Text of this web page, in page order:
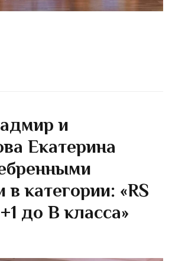
и
Екатерина
категории: «RS
до В класса»